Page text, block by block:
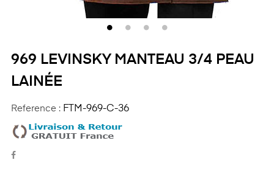
969 LEVINSKY MANTEAU 3/4 PEAU
LAINÉE
Reference : FTM-969-C-36